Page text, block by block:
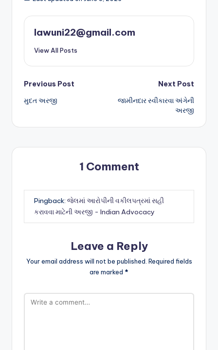
lawuni22@gmail.com
View All Posts
Post
navigation
Previous Post
મુદત અરજી
Next Post
જામીનદાર સ્વીકારવા અંગેની
અરજી
1 Comment
Pingback: જેલમાં આરોપીની વકીલપત્રમાં સહી
કરાવવા માટેની અરજી - Indian Advocacy
Leave a Reply
Your email address will not be published. Required fields
are marked *